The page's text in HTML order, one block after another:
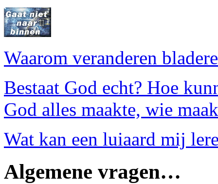
Waarom veranderen
Bestaat God echt? Hoe
God alles maakte, wie
Wat kan een luiaard mij
Algemene vragen…